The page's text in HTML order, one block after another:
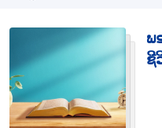
ພ
ຊີ